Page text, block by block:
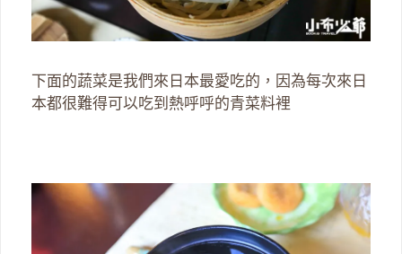
下面的蔬菜是我們來日本最愛吃的，因為每次來日
本都很難得可以吃到熱呼呼的青菜料裡